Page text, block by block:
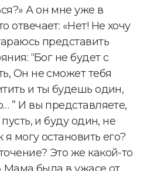
А он мне уже в
отвечает: «Нет! Не хочу
представить
“Бог не будет с
Он не сможет тебя
и ты будешь один,
” И вы представляете,
и буду один, не
я могу остановить его?
Это же какой-то